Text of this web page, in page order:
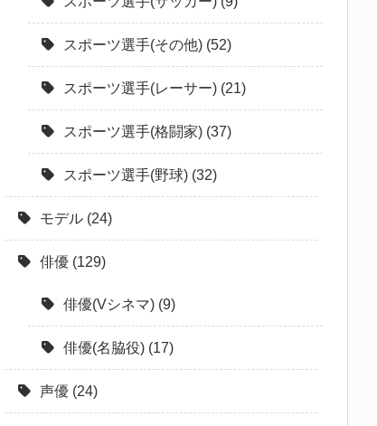
スポーツ選手(その他) (52)
スポーツ選手(レーサー) (21)
スポーツ選手(格闘家) (37)
スポーツ選手(野球) (32)
モデル (24)
俳優 (129)
俳優(Vシネマ) (9)
俳優(名脇役) (17)
声優 (24)